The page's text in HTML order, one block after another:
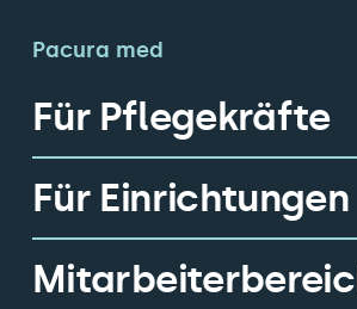
Pacura med
Für Pflegekräfte
Für Einrichtungen